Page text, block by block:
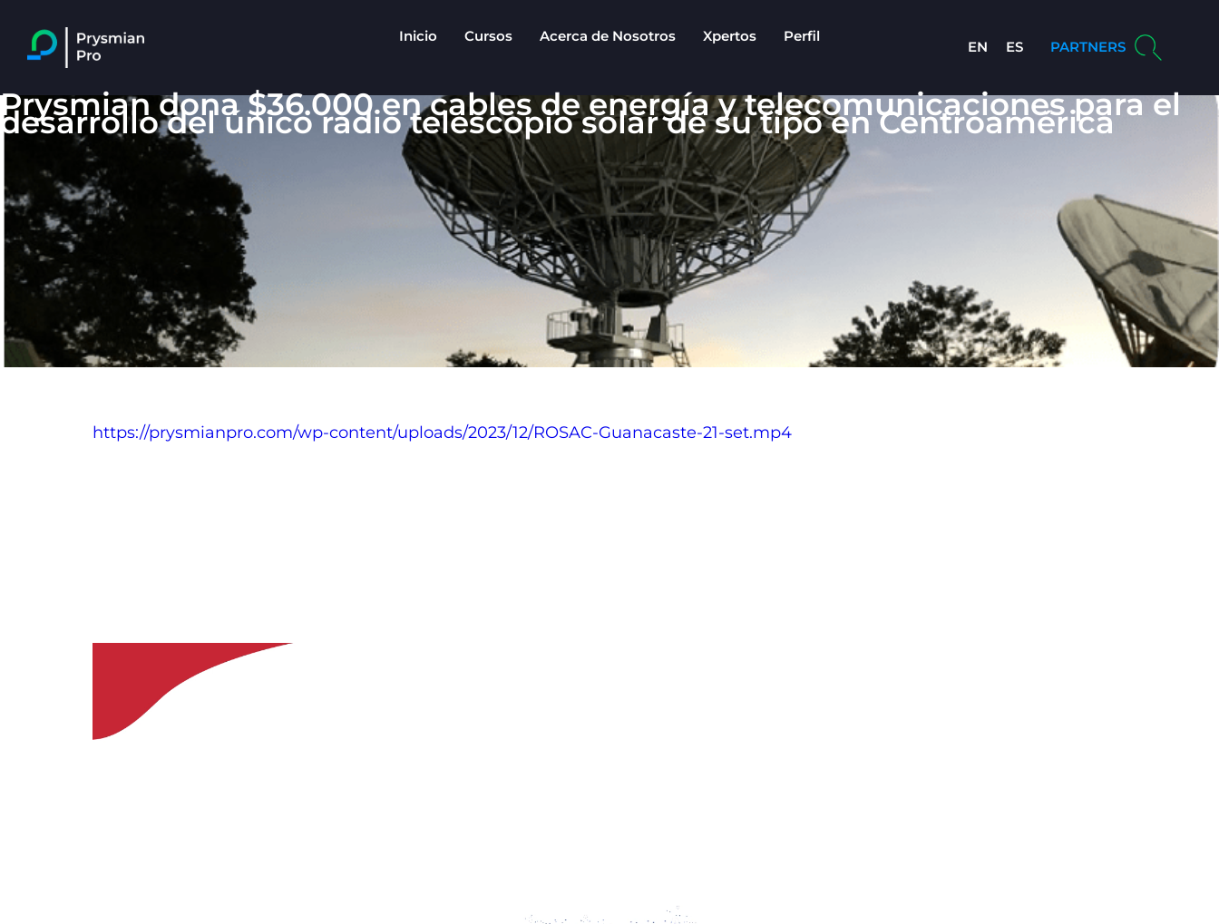
Inicio Cursos Acerca de Nosotros Xpertos Perfil
EN ES PARTNERS
Prysmian dona $36.000 en cables de energía y telecomunicaciones para el
desarrollo del único radio telescopio solar de su tipo en Centroamérica
https://prysmianpro.com/wp-content/uploads/2023/12/ROSAC-Guanacaste-21-set.mp4